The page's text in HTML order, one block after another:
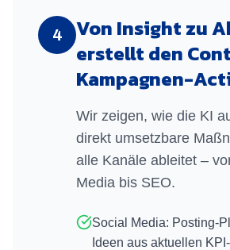
4
Von Insight zu
erstellt den
Kampagnen-
Wir zeigen, wie die KI
direkt umsetzbare
alle Kanäle ableitet –
Media bis SEO.
Social Media: Posting-
Ideen aus aktuellen